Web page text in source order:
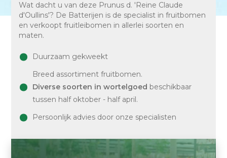
Wat dacht u van deze Prunus d. 'Reine Claude
d'Oullins'? De Batterijen is de specialist in fruitbomen
en verkoopt fruitleibomen in allerlei soorten en
maten.
Duurzaam gekweekt
Breed assortiment fruitbomen.
Diverse soorten in wortelgoed beschikbaar
tussen half oktober - half april.
Persoonlijk advies door onze specialisten